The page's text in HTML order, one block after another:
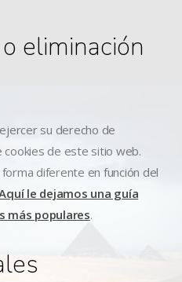
eliminación
su derecho de
cookies de este sitio web.
diferente en función del
le dejamos una guía
más populares.